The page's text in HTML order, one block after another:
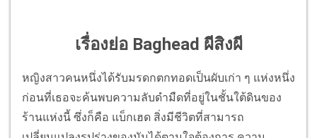
เรื่องย่อ Baghead ผีสิงผี
หญิงสาวคนหนึ่งได้รับมรดกตกทอดเป็นผับเก่า ๆ แห่งหนึ่ง
ก่อนที่เธอจะค้นพบความลับดำมืดที่อยู่ในชั้นใต้ดินของ
ร้านแห่งนี้ ซึ่งก็คือ แบ็กเฮด สิ่งมีชีวิตที่สามารถ